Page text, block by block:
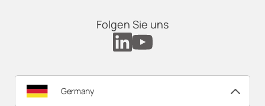
Folgen Sie uns
Germany